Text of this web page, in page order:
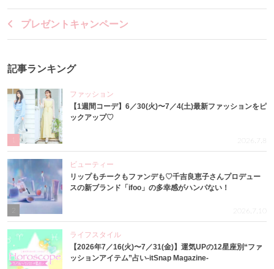
プレゼントキャンペーン
記事ランキング
ファッション
【1週間コーデ】6／30(火)〜7／4(土)最新ファッションをピ
ックアップ♡
2026.7.8
ビューティー
リップもチークもファンデも♡千吉良恵子さんプロデュー
スの新ブランド「ifoo」の多幸感がハンパない！
2026.7.10
ライフスタイル
【2026年7／16(火)〜7／31(金)】運気UPの12星座別“ファ
ッションアイテム”占い-itSnap Magazine-